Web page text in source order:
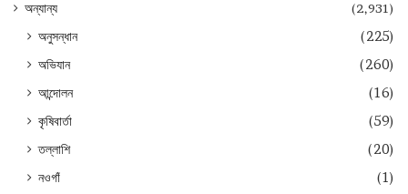
অন্যান্য (2,931)
অনুসন্ধান
(225)
অভিযান
(260)
আন্দোলন
(16)
কৃষিবার্তা
(59)
তল্লাশি
(20)
নওগাঁ
(1)